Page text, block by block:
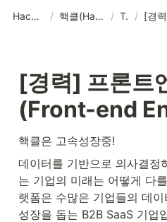
Hackle Overview / 핵클(Hackle) 채용 : 핵클은 고속성장중! / Tech /
[경력] 프론트
(Front-end
핵클은 고속성장중!
데이터를 기반으로 의사결정
는 기업의 미래는 어떻게 다
랫폼은 수많은 기업들의 데
성장을 돕는 B2B SaaS 기업